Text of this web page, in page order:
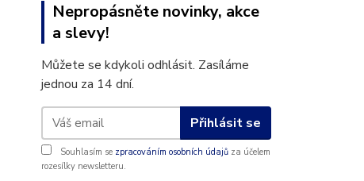
Nepropásněte novinky, akce
a slevy!
Můžete se kdykoli odhlásit. Zasíláme
jednou za 14 dní.
Přihlásit se
Souhlasím se zpracováním osobních údajů za účelem
rozesílky newsletteru.